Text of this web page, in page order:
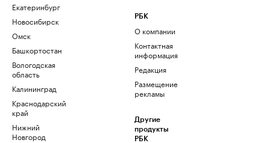
Екатеринбург
Новосибирск
Омск
Башкортостан
Вологодская
область
Калининград
Краснодарский
край
Нижний
Новгород
РБК
О компании
Контактная
информация
Редакция
Размещение
рекламы
Другие
продукты
РБК